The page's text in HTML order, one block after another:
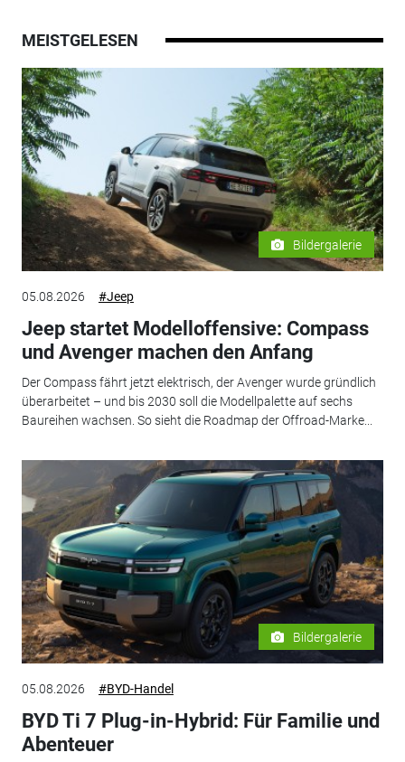
MEISTGELESEN
Bildergalerie
05.08.2026 #Jeep
Jeep startet Modelloffensive: Compass
und Avenger machen den Anfang
Der Compass fährt jetzt elektrisch, der Avenger wurde gründlich
überarbeitet – und bis 2030 soll die Modellpalette auf sechs
Baureihen wachsen. So sieht die Roadmap der Offroad-Marke...
Bildergalerie
05.08.2026 #BYD-Handel
BYD Ti 7 Plug-in-Hybrid: Für Familie und
Abenteuer